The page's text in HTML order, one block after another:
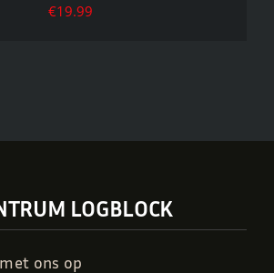
€19.99
LOGBLOCK
ons op